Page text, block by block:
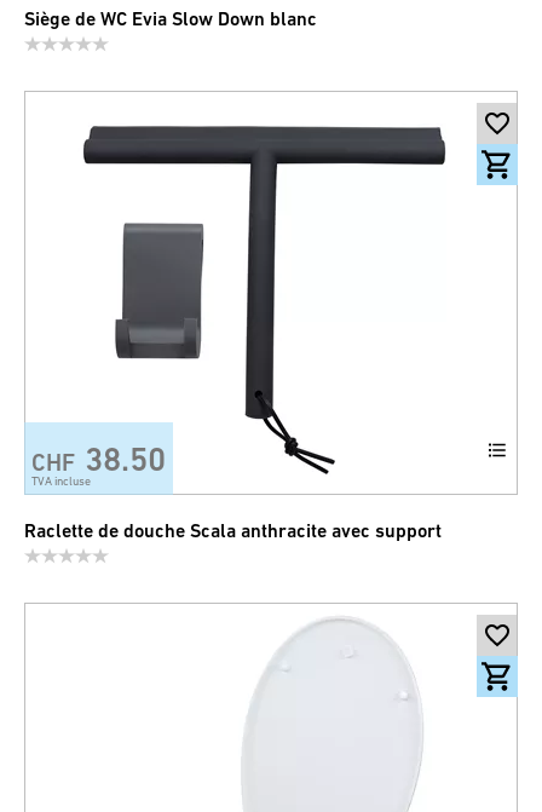
Siège de WC Evia Slow Down blanc
CHF 38.50
TVA incluse
Raclette de douche Scala anthracite avec support